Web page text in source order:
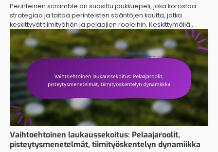
Perinteinen scramble on suosittu joukkuepeli, joka korostaa
strategiaa ja taitoa perinteisten sääntöjen kautta, jotka
keskittyvät tiimityöhön ja pelaajien rooleihin. Keskittymällä…
Vaihtoehtoinen laukaussekoitus: Pelaajaroolit,
pisteytysmenetelmät, tiimityöskentelyn dynamiikka